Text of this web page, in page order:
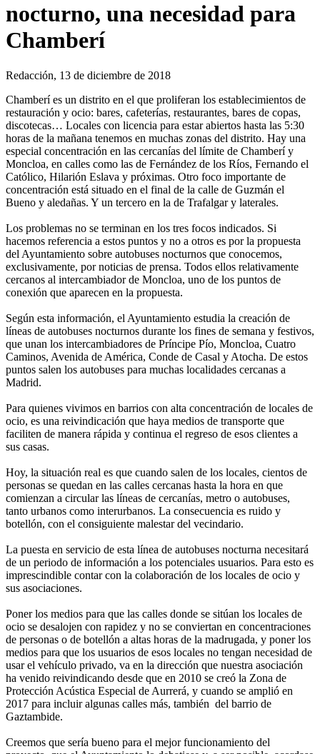
nocturno, una necesidad para
Chamberí
Redacción, 13 de diciembre de 2018
Chamberí es un distrito en el que proliferan los establecimientos de
restauración y ocio: bares, cafeterías, restaurantes, bares de copas,
discotecas… Locales con licencia para estar abiertos hasta las 5:30
horas de la mañana tenemos en muchas zonas del distrito. Hay una
especial concentración en las cercanías del límite de Chamberí y
Moncloa, en calles como las de Fernández de los Ríos, Fernando el
Católico, Hilarión Eslava y próximas. Otro foco importante de
concentración está situado en el final de la calle de Guzmán el
Bueno y aledañas. Y un tercero en la de Trafalgar y laterales.
Los problemas no se terminan en los tres focos indicados. Si
hacemos referencia a estos puntos y no a otros es por la propuesta
del Ayuntamiento sobre autobuses nocturnos que conocemos,
exclusivamente, por noticias de prensa. Todos ellos relativamente
cercanos al intercambiador de Moncloa, uno de los puntos de
conexión que aparecen en la propuesta.
Según esta información, el Ayuntamiento estudia la creación de
líneas de autobuses nocturnos durante los fines de semana y festivos,
que unan los intercambiadores de Príncipe Pío, Moncloa, Cuatro
Caminos, Avenida de América, Conde de Casal y Atocha. De estos
puntos salen los autobuses para muchas localidades cercanas a
Madrid.
Para quienes vivimos en barrios con alta concentración de locales de
ocio, es una reivindicación que haya medios de transporte que
faciliten de manera rápida y continua el regreso de esos clientes a
sus casas.
Hoy, la situación real es que cuando salen de los locales, cientos de
personas se quedan en las calles cercanas hasta la hora en que
comienzan a circular las líneas de cercanías, metro o autobuses,
tanto urbanos como interurbanos. La consecuencia es ruido y
botellón, con el consiguiente malestar del vecindario.
La puesta en servicio de esta línea de autobuses nocturna necesitará
de un periodo de información a los potenciales usuarios. Para esto es
imprescindible contar con la colaboración de los locales de ocio y
sus asociaciones.
Poner los medios para que las calles donde se sitúan los locales de
ocio se desalojen con rapidez y no se conviertan en concentraciones
de personas o de botellón a altas horas de la madrugada, y poner los
medios para que los usuarios de esos locales no tengan necesidad de
usar el vehículo privado, va en la dirección que nuestra asociación
ha venido reivindicando desde que en 2010 se creó la Zona de
Protección Acústica Especial de Aurrerá, y cuando se amplió en
2017 para incluir algunas calles más, también del barrio de
Gaztambide.
Creemos que sería bueno para el mejor funcionamiento del